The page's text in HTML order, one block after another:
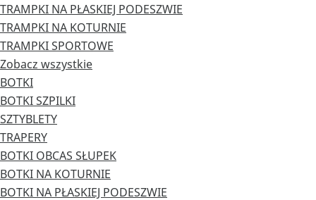
TRAMPKI NA PŁASKIEJ PODESZWIE
TRAMPKI NA KOTURNIE
TRAMPKI SPORTOWE
Zobacz wszystkie
BOTKI
BOTKI SZPILKI
SZTYBLETY
TRAPERY
BOTKI OBCAS SŁUPEK
BOTKI NA KOTURNIE
BOTKI NA PŁASKIEJ PODESZWIE